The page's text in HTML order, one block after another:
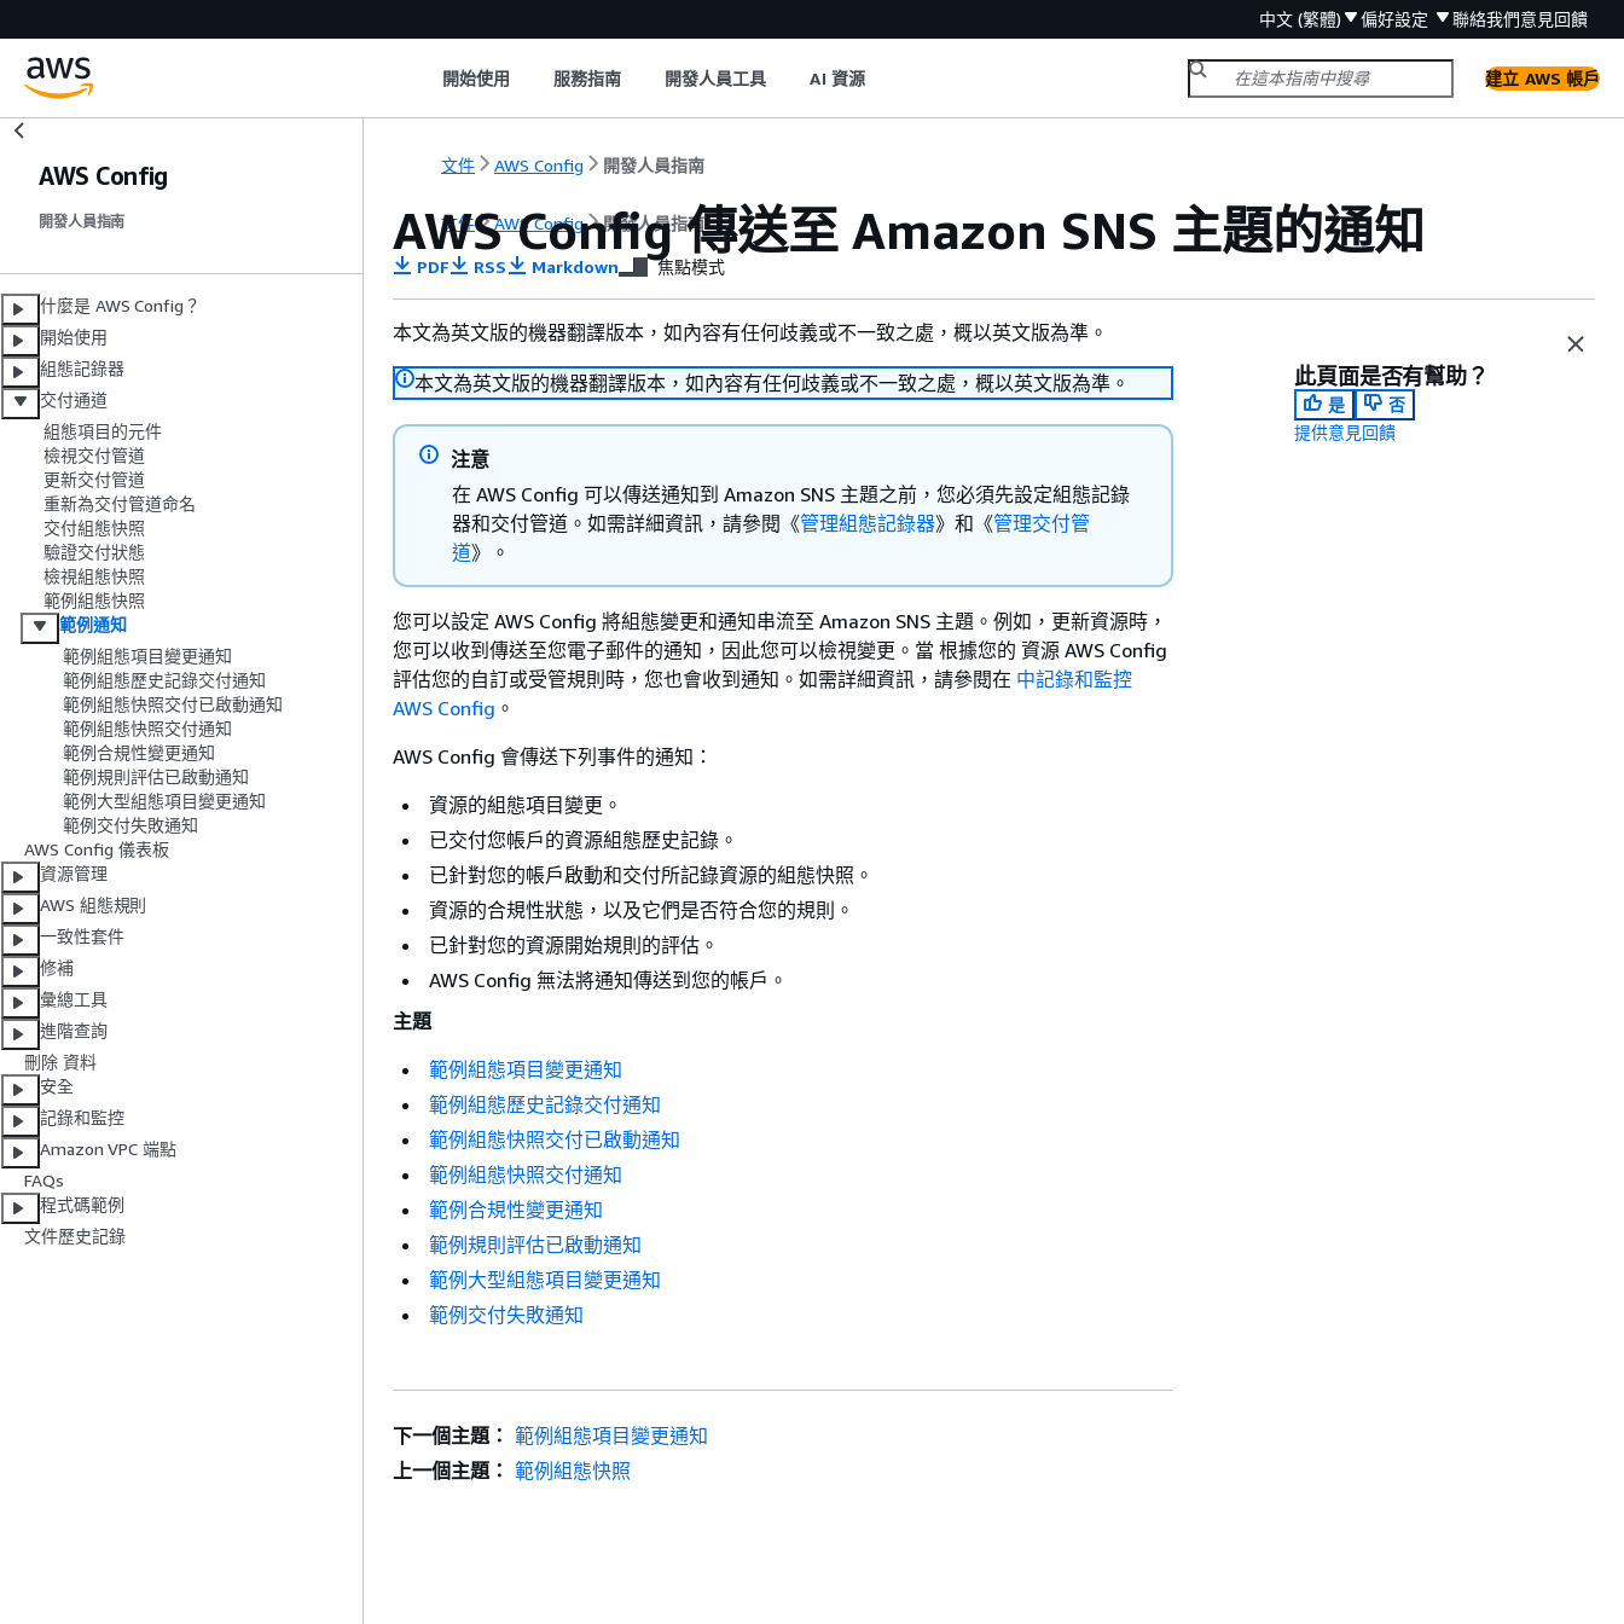
中文 (繁體) 偏好設定 聯絡我們意見回饋
開始使用 服務指南 開發人員工具 AI 資源 建立 AWS 帳戶
AWS Config
開發人員指南
什麼是 AWS Config？
開始使用
組態記錄器
交付通道
組態項目的元件
檢視交付管道
更新交付管道
重新為交付管道命名
交付組態快照
驗證交付狀態
檢視組態快照
範例組態快照
範例通知
範例組態項目變更通知
範例組態歷史記錄交付通知
範例組態快照交付已啟動通知
範例組態快照交付通知
範例合規性變更通知
範例規則評估已啟動通知
範例大型組態項目變更通知
範例交付失敗通知
AWS Config 儀表板
資源管理
AWS 組態規則
一致性套件
修補
彙總工具
進階查詢
刪除 資料
安全
記錄和監控
Amazon VPC 端點
FAQs
程式碼範例
文件歷史記錄
文件 AWS Config 開發人員指南
文件 AWS Config 開發人員指南
AWS Config 傳送至 Amazon SNS 主題的通知
PDF RSS Markdown 焦點模式
本文為英文版的機器翻譯版本，如內容有任何歧義或不一致之處，概以英文版為準。
本文為英文版的機器翻譯版本，如內容有任何歧義或不一致之處，概以英文版為準。
注意
在 AWS Config 可以傳送通知到 Amazon SNS 主題之前，您必須先設定組態記錄
器和交付管道。如需詳細資訊，請參閱《管理組態記錄器》和《管理交付管
道》。
您可以設定 AWS Config 將組態變更和通知串流至 Amazon SNS 主題。例如，更新資源時，
您可以收到傳送至您電子郵件的通知，因此您可以檢視變更。當 根據您的 資源 AWS Config
評估您的自訂或受管規則時，您也會收到通知。如需詳細資訊，請參閱在 中記錄和監控
AWS Config 。
AWS Config 會傳送下列事件的通知：
資源的組態項目變更。
已交付您帳戶的資源組態歷史記錄。
已針對您的帳戶啟動和交付所記錄資源的組態快照。
資源的合規性狀態，以及它們是否符合您的規則。
已針對您的資源開始規則的評估。
AWS Config 無法將通知傳送到您的帳戶。
主題
範例組態項目變更通知
範例組態歷史記錄交付通知
範例組態快照交付已啟動通知
範例組態快照交付通知
範例合規性變更通知
範例規則評估已啟動通知
範例大型組態項目變更通知
範例交付失敗通知
此頁面是否有幫助？
是
否
提供意見回饋
下一個主題： 範例組態項目變更通知
上一個主題： 範例組態快照